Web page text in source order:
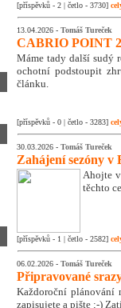
[příspěvků - 2 | četlo - 3730]
13.04.2026 - Tomáš Tureček
CABRIO POINT
Máme tady další sudý
ochotní podstoupit
článku.
[příspěvků - 0 | četlo - 3283]
30.03.2026 - Tomáš Tureček
Zahájení sezóny v
Ahojte
těchto
[příspěvků - 1 | četlo - 2582]
06.02.2026 - Tomáš Tureček
Připravované
Každoroční plánování
zapisujete a pište ;-)